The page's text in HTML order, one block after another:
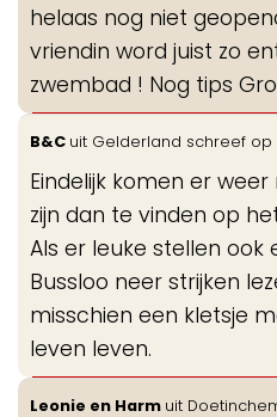
helaas nog niet
vriendin word juist zo
zwembad ! Nog tips
B&C uit Gelderland schreef op
Eindelijk komen er
zijn dan te vinden op
Als er leuke stellen ook
Bussloo neer strijken
misschien een kletsje
leven leven.
Leonie en Harm uit